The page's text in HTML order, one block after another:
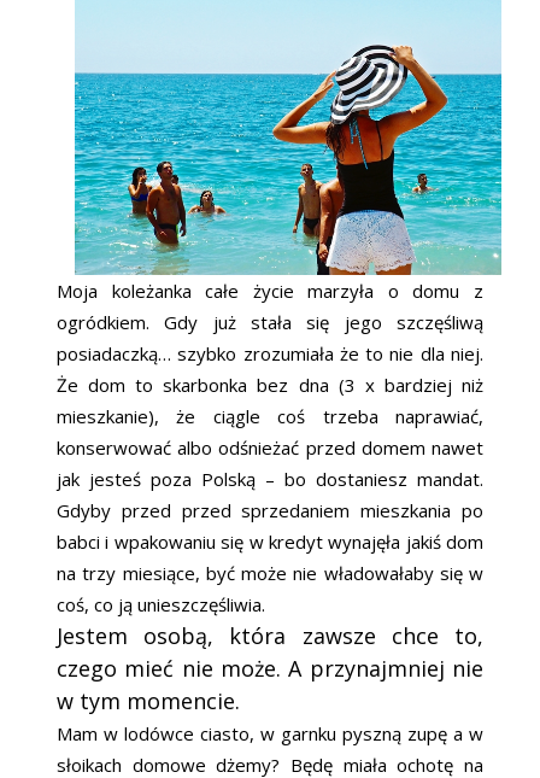
Moja koleżanka całe życie marzyła o domu z
ogródkiem. Gdy już stała się jego szczęśliwą
posiadaczką… szybko zrozumiała że to nie dla niej.
Że dom to skarbonka bez dna (3 x bardziej niż
mieszkanie), że ciągle coś trzeba naprawiać,
konserwować albo odśnieżać przed domem nawet
jak jesteś poza Polską – bo dostaniesz mandat.
Gdyby przed przed sprzedaniem mieszkania po
babci i wpakowaniu się w kredyt wynajęła jakiś dom
na trzy miesiące, być może nie władowałaby się w
coś, co ją unieszczęśliwia.
Jestem osobą, która zawsze chce to,
czego mieć nie może. A przynajmniej nie
w tym momencie.
Mam w lodówce ciasto, w garnku pyszną zupę a w
słoikach domowe dżemy? Będę miała ochotę na